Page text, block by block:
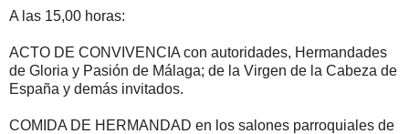
A las 15,00 horas:
ACTO DE CONVIVENCIA con autoridades, Hermandades
de Gloria y Pasión de Málaga; de la Virgen de la Cabeza de
España y demás invitados.
COMIDA DE HERMANDAD en los salones parroquiales de